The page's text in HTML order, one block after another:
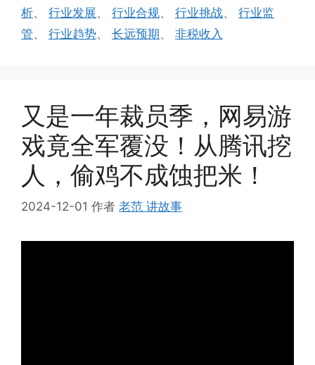
析、 行业发展、 行业合规、 行业挑战、 行业监
管、 行业趋势、 长远预期、 非税收入
又是一年裁员季，网易游
戏竟全军覆没！从腾讯挖
人，偷鸡不成蚀把米！
2024-12-01 作者 老范 讲故事